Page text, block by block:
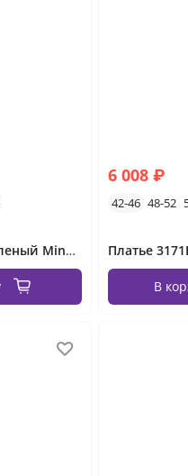
Платье 3171B-зеленый Minova
6 008 ₽
42-46 48-52
В